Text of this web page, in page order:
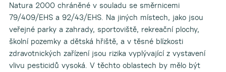
Natura 2000 chráněné v souladu se směrnicemi
79/409/EHS a 92/43/EHS. Na jiných místech, jako jsou
veřejné parky a zahrady, sportoviště, rekreační plochy,
školní pozemky a dětská hřiště, a v těsné blízkosti
zdravotnických zařízení jsou rizika vyplývající z vystavení
vlivu pesticidů vysoká. V těchto oblastech by mělo být